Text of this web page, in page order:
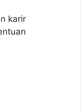
karir